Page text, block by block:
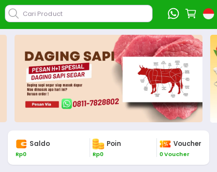
Cari Product
Saldo
Rp0
Poin
Rp0
Voucher
0 Voucher